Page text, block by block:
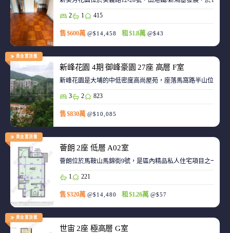
2 1 415
售 $600萬 @$14,458 租 $1.8萬 @$43
黃金置頂盤
新峰花園 4期 御峰豪園 27座 高層 F室
新峰花園是大埔的中低密度高尚屋苑，座落馬窩路半山位置
3 2 823
售 $830萬 @$10,085
黃金置頂盤
薈朗 2座 低層 A02室
薈朗位於馬鞍山馬錦街9號，是區內精品私人住宅項目之一，
1 221
售 $320萬 @$14,480 租 $1.26萬 @$57
黃金置頂盤
世宙 2座 極高層 G室